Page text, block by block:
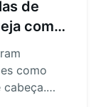
de
como
como
cabeça.